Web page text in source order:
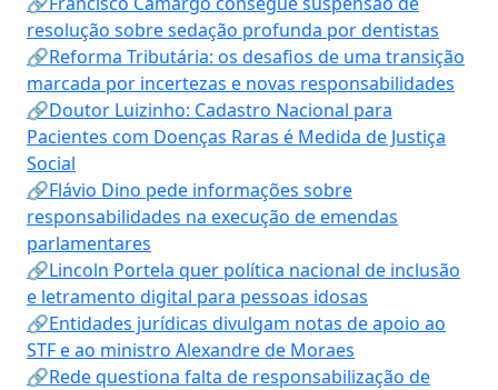
resolução sobre sedação profunda por dentistas
🔗Reforma Tributária: os desafios de uma transição
marcada por incertezas e novas responsabilidades
🔗Doutor Luizinho: Cadastro Nacional para
Pacientes com Doenças Raras é Medida de Justiça
Social
🔗Flávio Dino pede informações sobre
responsabilidades na execução de emendas
parlamentares
🔗Lincoln Portela quer política nacional de inclusão
e letramento digital para pessoas idosas
🔗Entidades jurídicas divulgam notas de apoio ao
STF e ao ministro Alexandre de Moraes
🔗Rede questiona falta de responsabilização de